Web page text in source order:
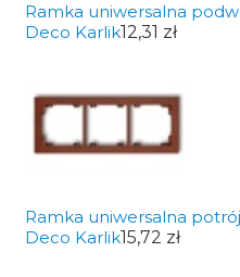
Ramka uniwersalna
Deco Karlik12,31 zł
Ramka uniwersalna
Deco Karlik15,72 zł